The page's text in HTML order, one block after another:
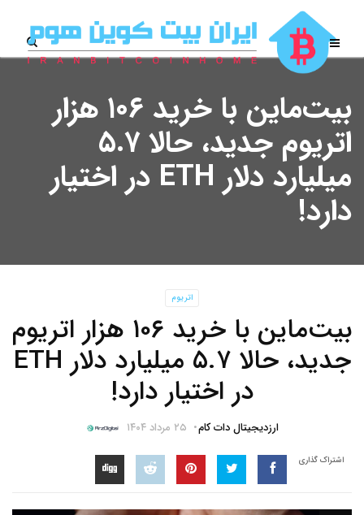
بیت‌ماین با خرید ۱۰۶ هزار
اتریوم جدید، حالا ۵.۷
میلیارد دلار ETH در اختیار
دارد!
اتریوم
بیت‌ماین با خرید ۱۰۶ هزار اتریوم
جدید، حالا ۵.۷ میلیارد دلار ETH
در اختیار دارد!
ارزدیجیتال دات کام ۲۵ مرداد ۱۴۰۴
اشتراک گذاری